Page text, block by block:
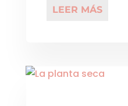
LEER MÁS